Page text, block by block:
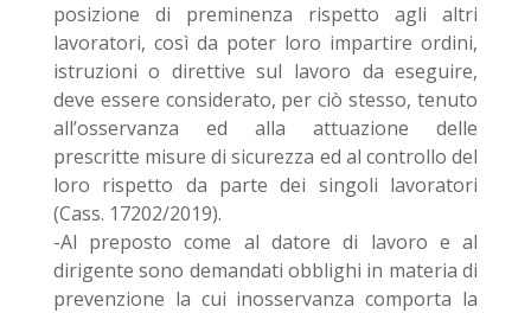
posizione di preminenza rispetto agli altri
lavoratori, così da poter loro impartire ordini,
istruzioni o direttive sul lavoro da eseguire,
deve essere considerato, per ciò stesso, tenuto
all’osservanza ed alla attuazione delle
prescritte misure di sicurezza ed al controllo del
loro rispetto da parte dei singoli lavoratori
(Cass. 17202/2019).
-Al preposto come al datore di lavoro e al
dirigente sono demandati obblighi in materia di
prevenzione la cui inosservanza comporta la